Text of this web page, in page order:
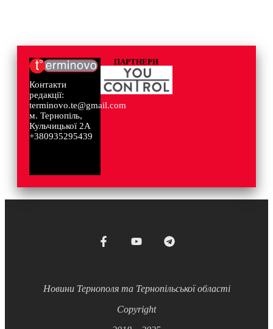
Контакти
редакції:
terminovo.te@gmail.com
м. Тернопіль,
Кульчицької 2А
+380935295439
ПАРТНЕРИ
Новини Тернополя та Тернопільської області
Copyright